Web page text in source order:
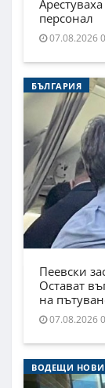
персонал
07.08.2026
БЪЛГАРИЯ
Пеевски
Остават
на
07.08.2026
ВОДЕЩИ